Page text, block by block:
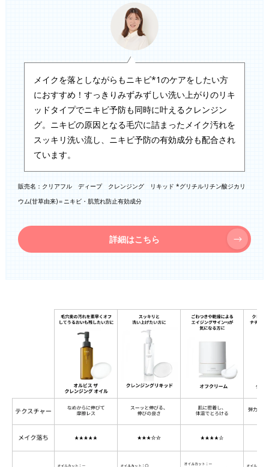
メイクを落としながらもニキビ*1のケアをしたい方
におすすめ！すっきりみずみずしい洗い上がりのリキ
ッドタイプでニキビ予防も同時に叶えるクレンジン
グ。ニキビの原因となる毛穴に詰まったメイク汚れを
スッキリ洗い流し、ニキビ予防の有効成分も配合され
ています。
販売名：クリアフル ディープ クレンジング リキッド *グリチルリチン酸ジカリ
ウム(甘草由来)＝ニキビ・肌荒れ防止有効成分
詳細はこちら